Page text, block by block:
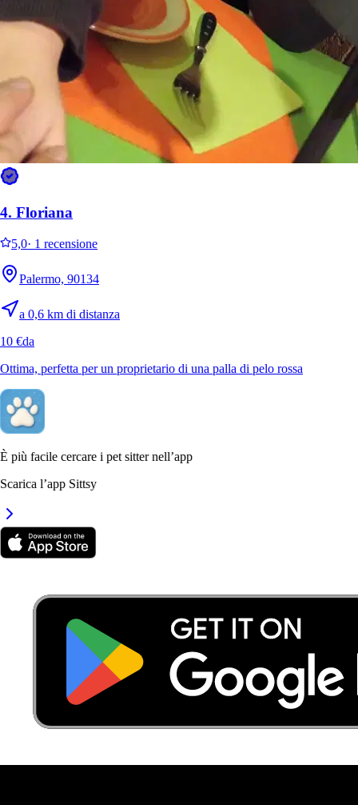
10 €da
4. Floriana
5,0· 1 recensione
Palermo, 90134
a 0,6 km di distanza
10 €da
Ottima, perfetta per un proprietario di una palla di pelo rossa
È più facile cercare i pet sitter nell’app
Scarica l’app Sittsy